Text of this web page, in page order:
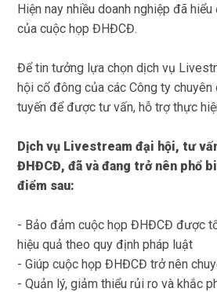
Hiện nay nhiều doanh nghiệp đã
của cuộc họp ĐHĐCĐ.
Để tin tưởng lựa chọn dịch vụ
hội cổ đông của các Công ty
tuyến để được tư vấn, hỗ trợ thực
Dịch vụ Livestream đại hội, tư
ĐHĐCĐ, đã và đang trở nên phổ
điểm sau:
- Bảo đảm cuộc họp ĐHĐCĐ được
hiệu quả theo quy định pháp luật
- Giúp cuộc họp ĐHĐCĐ trở nên
- Quản lý, giảm thiểu rủi ro và khắc